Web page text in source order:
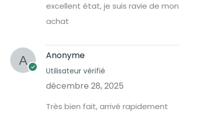
excellent état, je suis ravie de mon
achat
Anonyme
Utilisateur vérifié
décembre 28, 2025
Très bien fait, arrivé rapidement